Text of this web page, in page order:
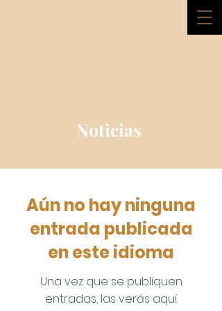
Noticias
Aún no hay ninguna
entrada publicada
en este idioma
Una vez que se publiquen
entradas, las verás aquí.